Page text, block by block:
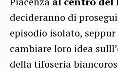
decideranno di
episodio isolato,
cambiare loro idea
della tifoseria